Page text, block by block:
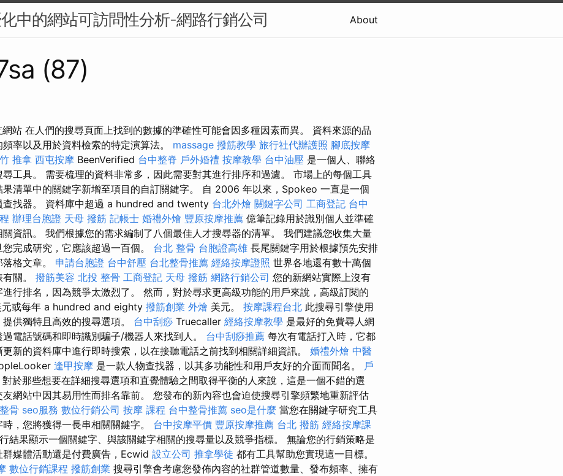
中的網站可訪問性分析-網路行銷公司 About
(87)
站 在人們的搜尋頁面上找到的數據的準確性可能會因多種因素而異。 資料來源的品
率以及用於資料檢索的特定演算法。 massage 撥筋教學 旅行社代辦護照 腳底按摩
推拿 西屯按摩 BeenVerified 台中整脊 戶外婚禮 按摩教學 台中油壓 是一個人、聯絡
尋工具。 需要梳理的資料非常多，因此需要對其進行排序和過濾。 市場上的每個工具
果清單中的關鍵字新增至項目的自訂關鍵字。 自 2006 年以來，Spokeo 一直是一個
查找器。 資料庫中超過 a hundred and twenty 台北外燴 關鍵字公司 工商登記 台中
辦理台胞證 天母 撥筋 記帳士 婚禮外燴 豐原按摩推薦 億筆記錄用於識別個人並準確
資訊。 我們根據您的需求編制了八個最佳人才搜尋器的清單。 我們建議您收集大量
完成研究，它應該超過一百個。 台北 整骨 台胞證高雄 長尾關鍵字用於根據預先安排
格文章。 申請台胞證 台中舒壓 台北整骨推薦 經絡按摩證照 世界各地還有數十萬個
關。 撥筋美容 北投 整骨 工商登記 天母 撥筋 網路行銷公司 您的新網站實際上沒有
行排名，因為競爭太激烈了。 然而，對於尋求更高級功能的用戶來說，高級訂閱的
或每年 a hundred and eighty 撥筋創業 外燴 美元。 按摩課程台北 此搜尋引擎使用
供獨特且高效的搜尋選項。 台中刮痧 Truecaller 經絡按摩教學 是最好的免費尋人網
電話號碼和即時識別騙子/機器人來找到人。 台中刮痧推薦 每次有電話打入時，它都
新的資料庫中進行即時搜索，以在接聽電話之前找到相關詳細資訊。 婚禮外燴 中醫
逢甲按摩 是一款人物查找器，以其多功能性和用戶友好的介面而聞名。 戶
對於那些想要在詳細搜尋選項和直覺體驗之間取得平衡的人來說，這是一個不錯的選
網站中因其易用性而排名靠前。 您發布的新內容也會迫使搜尋引擎頻繁地重新評估
骨 seo服務 數位行銷公司 按摩 課程 台中整骨推薦 seo是什麼 當您在關鍵字研究工具
，您將獲得一長串相關關鍵字。 台中按摩平價 豐原按摩推薦 台北 撥筋 經絡按摩課
結果顯示一個關鍵字、與該關鍵字相關的搜尋量以及競爭指標。 無論您的行銷策略是
媒體活動還是付費廣告，Ecwid 設立公司 推拿學徒 都有工具幫助您實現這一目標。
數位行銷課程 撥筋創業 搜尋引擎會考慮您發佈內容的社群管道數量、發布頻率、擁有